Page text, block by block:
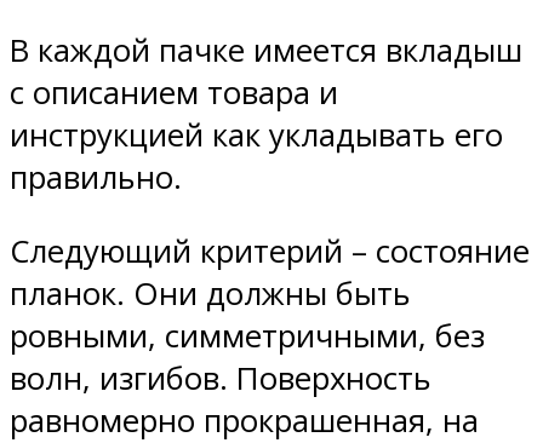
В каждой пачке имеется вкладыш
с описанием товара и
инструкцией как укладывать его
правильно.
Следующий критерий – состояние
планок. Они должны быть
ровными, симметричными, без
волн, изгибов. Поверхность
равномерно прокрашенная, на